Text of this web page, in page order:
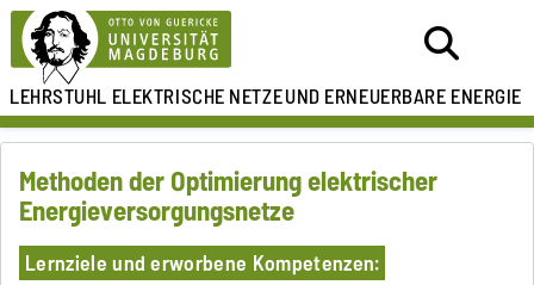
LEHRSTUHL ELEKTRISCHE NETZEUND ERNEUERBARE ENERGIE
Methoden der Optimierung elektrischer
Energieversorgungsnetze
Lernziele und erworbene Kompetenzen: